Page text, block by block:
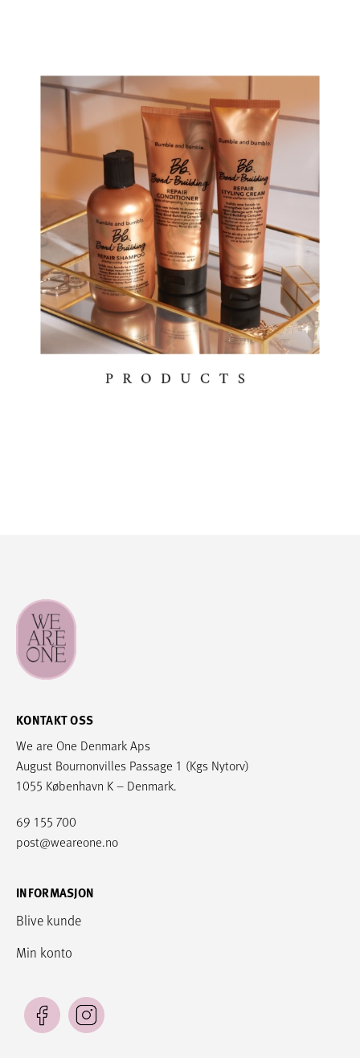
KONTAKT OSS
We are One Denmark Aps
August Bournonvilles Passage 1 (Kgs Nytorv)
1055 København K – Denmark.
69 155 700
post@weareone.no
INFORMASJON
Blive kunde
Min konto